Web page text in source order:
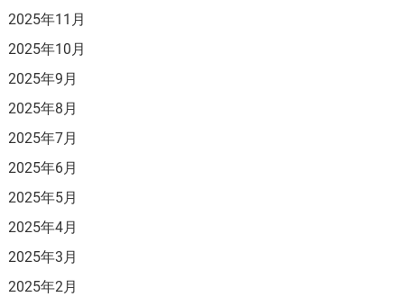
2025年11月
2025年10月
2025年9月
2025年8月
2025年7月
2025年6月
2025年5月
2025年4月
2025年3月
2025年2月